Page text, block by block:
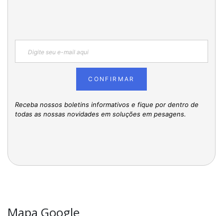
CONFIRMAR
Receba nossos boletins informativos e fique por dentro de
todas as nossas novidades em soluções em pesagens.
Mapa Google